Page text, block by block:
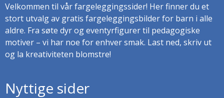
Velkommen til vår fargeleggingssider! Her finner du et
stort utvalg av gratis fargeleggingsbilder for barn i alle
aldre. Fra søte dyr og eventyrfigurer til pedagogiske
motiver – vi har noe for enhver smak. Last ned, skriv ut
og la kreativiteten blomstre!
Nyttige sider